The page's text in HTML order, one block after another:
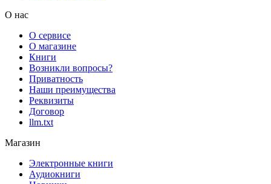
О нас
О сервисе
О магазине
Книги
Возникли вопросы?
Приватность
Наши преимущества
Реквизиты
Договор
llm.txt
Магазин
Электронные книги
Аудиокниги